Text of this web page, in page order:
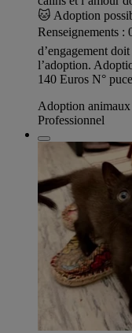
🐱 Adoption
Renseignements
d’engagement
l’adoption.
140 Euros N°
Adoption
Professionnel